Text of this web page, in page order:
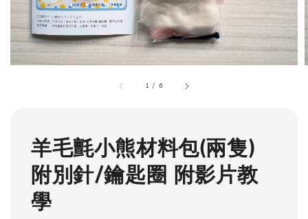
1 / 6
羊毛氈小熊材料包(兩隻)
附別針/鑰匙圈 附影片教
學